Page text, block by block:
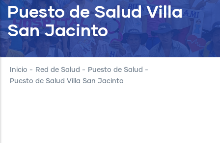
Puesto de Salud Villa
San Jacinto
Inicio - Red de Salud - Puesto de Salud -
Puesto de Salud Villa San Jacinto